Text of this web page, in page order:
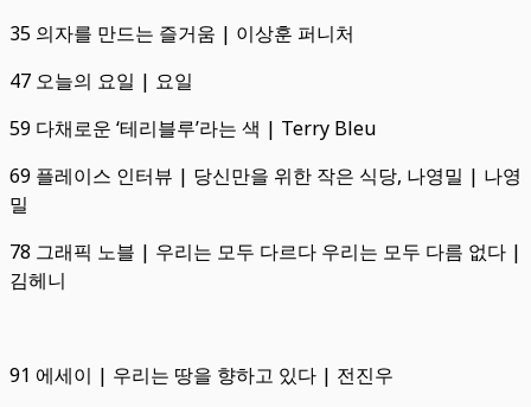
35 의자를 만드는 즐거움 | 이상훈 퍼니처
47 오늘의 요일 | 요일
59 다채로운 ‘테리블루’라는 색 | Terry Bleu
69 플레이스 인터뷰 | 당신만을 위한 작은 식당, 나영밀 | 나영
밀
78 그래픽 노블 | 우리는 모두 다르다 우리는 모두 다름 없다 |
김헤니
91 에세이 | 우리는 땅을 향하고 있다 | 전진우